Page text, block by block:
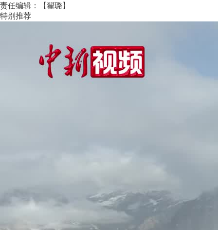
责任编辑：【翟璐】
特别推荐